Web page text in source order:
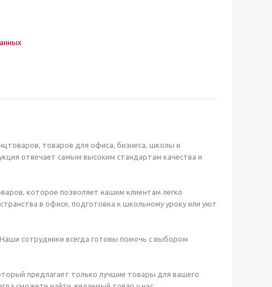
товаров для офиса, бизнеса, школы и
отвечает самым высоким стандартам качества и
которое позволяет нашим клиентам легко
в офисе, подготовка к школьному уроку или уют
сотрудники всегда готовы помочь с выбором
предлагает только лучшие товары для вашего